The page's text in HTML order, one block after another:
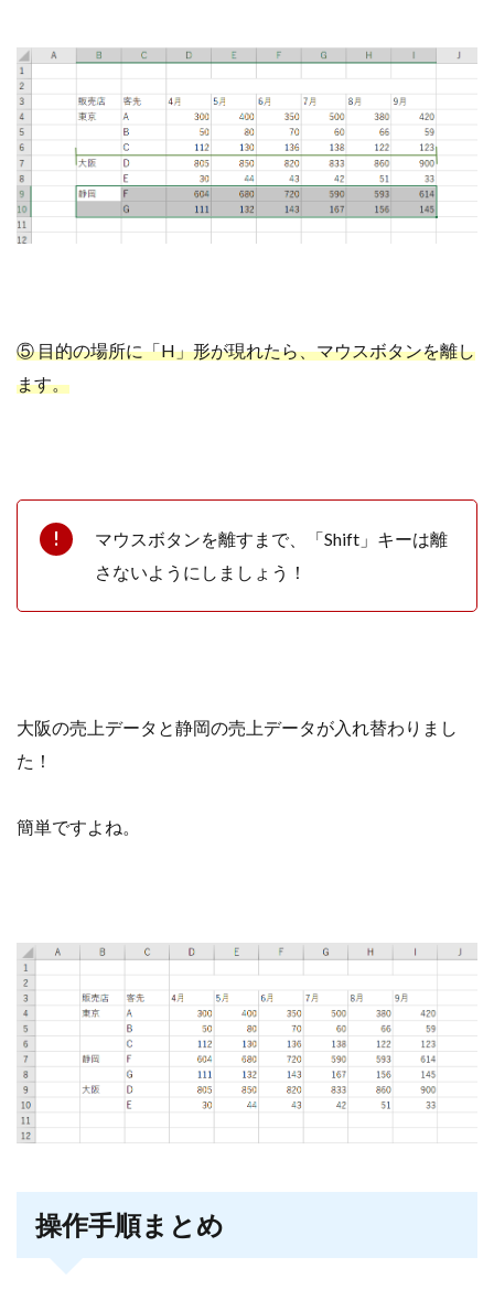
⑤ 目的の場所に「H」形が現れたら、マウスボタンを離し
ます。
マウスボタンを離すまで、「Shift」キーは離
さないようにしましょう！
大阪の売上データと静岡の売上データが入れ替わりまし
た！
簡単ですよね。
操作手順まとめ